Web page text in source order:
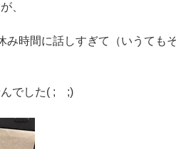
、
み時間に話しすぎて（いうても
んでした( ; ;)